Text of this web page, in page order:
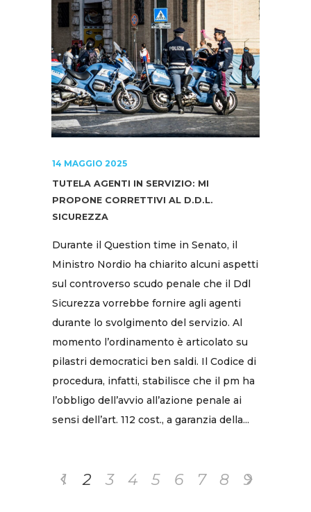
14 MAGGIO 2025
TUTELA AGENTI IN SERVIZIO: MI
PROPONE CORRETTIVI AL D.D.L.
SICUREZZA
Durante il Question time in Senato, il
Ministro Nordio ha chiarito alcuni aspetti
sul controverso scudo penale che il Ddl
Sicurezza vorrebbe fornire agli agenti
durante lo svolgimento del servizio. Al
momento l’ordinamento è articolato su
pilastri democratici ben saldi. Il Codice di
procedura, infatti, stabilisce che il pm ha
l’obbligo dell’avvio all’azione penale ai
sensi dell’art. 112 cost., a garanzia della...
1 2 3 4 5 6 7 8 9